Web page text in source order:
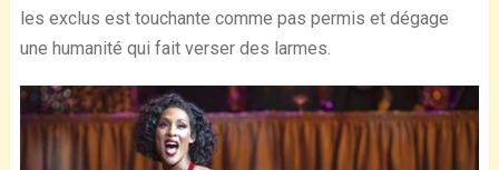
les exclus est touchante comme pas permis et dégage
une humanité qui fait verser des larmes.